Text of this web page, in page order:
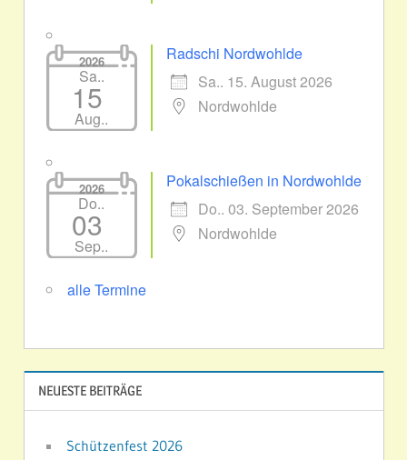
2026
Sa..
15
Aug..
Radschi Nordwohlde
Sa.. 15. August 2026
Nordwohlde
2026
Do..
03
Sep..
Pokalschießen in Nordwohlde
Do.. 03. September 2026
Nordwohlde
alle Termine
NEUESTE BEITRÄGE
Schützenfest 2026